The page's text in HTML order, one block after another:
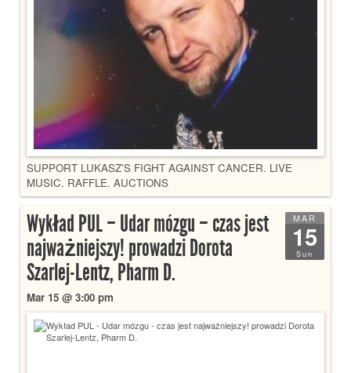
SUPPORT LUKASZ’S FIGHT AGAINST CANCER. LIVE
MUSIC. RAFFLE. AUCTIONS
MAR
15
Sun
Wykład PUL – Udar mózgu – czas jest
najważniejszy! prowadzi Dorota
Szarlej-Lentz, Pharm D.
Mar 15 @ 3:00 pm